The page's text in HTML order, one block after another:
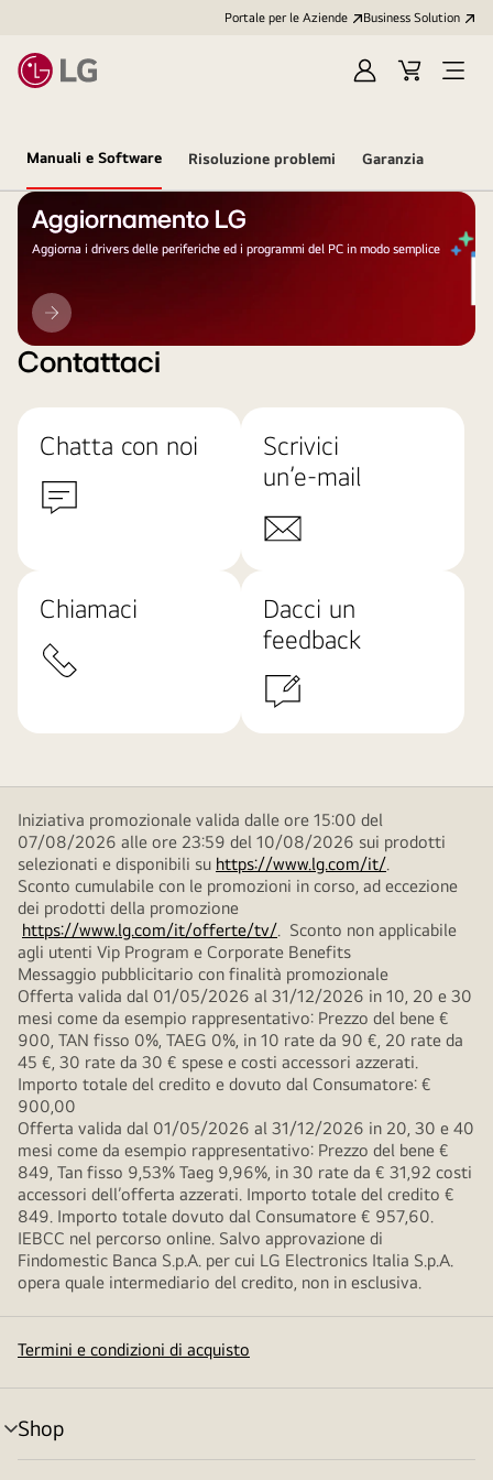
Portale per le Aziende Business Solution
AccediCart
Open
Manuali e Software Risoluzione problemi Garanzia
Aggiornamento LG
Aggiorna i drivers delle periferiche ed i programmi del PC in modo semplice
Aggiornamento
LG
Contattaci
Chatta con noi
Scrivici
un’e-mail
Chiamaci
Dacci un
feedback
Iniziativa promozionale valida dalle ore 15:00 del
07/08/2026 alle ore 23:59 del 10/08/2026 sui prodotti
selezionati e disponibili su https://www.lg.com/it/.
Sconto cumulabile con le promozioni in corso, ad eccezione
dei prodotti della promozione
https://www.lg.com/it/offerte/tv/. Sconto non applicabile
agli utenti Vip Program e Corporate Benefits
Messaggio pubblicitario con finalità promozionale
Offerta valida dal 01/05/2026 al 31/12/2026 in 10, 20 e 30
mesi come da esempio rappresentativo: Prezzo del bene €
900, TAN fisso 0%, TAEG 0%, in 10 rate da 90 €, 20 rate da
45 €, 30 rate da 30 € spese e costi accessori azzerati.
Importo totale del credito e dovuto dal Consumatore: €
900,00
Offerta valida dal 01/05/2026 al 31/12/2026 in 20, 30 e 40
mesi come da esempio rappresentativo: Prezzo del bene €
849, Tan fisso 9,53% Taeg 9,96%, in 30 rate da € 31,92 costi
accessori dell’offerta azzerati. Importo totale del credito €
849. Importo totale dovuto dal Consumatore € 957,60.
IEBCC nel percorso online. Salvo approvazione di
Findomestic Banca S.p.A. per cui LG Electronics Italia S.p.A.
opera quale intermediario del credito, non in esclusiva.
Termini e condizioni di acquisto
Shop
Attivazione
menu